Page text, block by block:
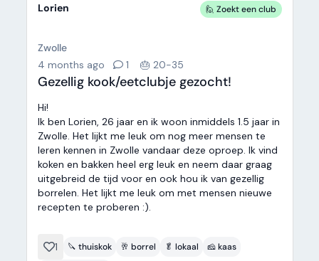
Lorien 🙋 Zoekt een club
Zwolle
4 months ago
1 🎂 20-35
Gezellig kook/eetclubje gezocht!
Hi!
Ik ben Lorien, 26 jaar en ik woon inmiddels 1.5 jaar in
Zwolle. Het lijkt me leuk om nog meer mensen te
leren kennen in Zwolle vandaar deze oproep. Ik vind
koken en bakken heel erg leuk en neem daar graag
uitgebreid de tijd voor en ook hou ik van gezellig
borrelen. Het lijkt me leuk om met mensen nieuwe
recepten te proberen :).
1 🔪 thuiskok 🥂 borrel 🥬 lokaal
🧀 kaas